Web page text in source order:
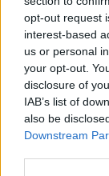
opt-out request
interest-based
us or personal
your opt-out.
disclosure of
IAB’s list of
also be
Downstream
GW σε Πολωνία
Fourlis: Συμφωνία
πώληση
South Ring Mall